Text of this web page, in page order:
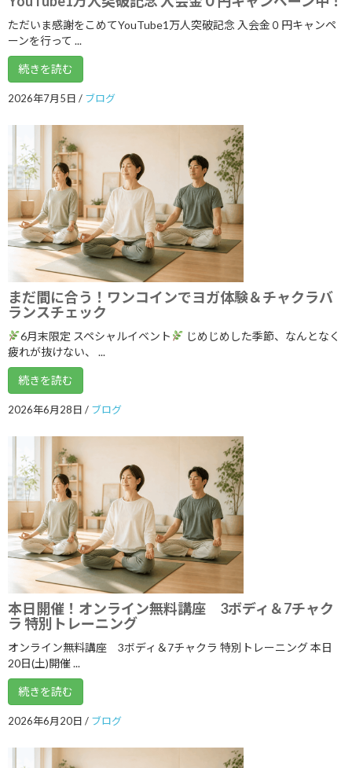
カテゴリー
ブログ
体験談
日記
アーカイブ
2026年8月
2026年7月
2026年6月
2026年5月
2026年4月
2026年3月
2026年2月
2025年12月
2025年11月
2025年10月
2025年9月
2025年8月
2025年7月
2025年6月
2025年5月
2025年4月
2025年3月
2025年1月
ただいま感謝をこめてYouTube1万人突破記念 入会金０円キャンペ
ーンを行って ...
続きを読む
2026年7月5日 / ブログ
まだ間に合う！ワンコインでヨガ体験＆チャクラバ
ランスチェック
6月末限定 スペシャルイベント
じめじめした季節、なんとなく
疲れが抜けない、 ...
続きを読む
2026年6月28日 / ブログ
本日開催！オンライン無料講座 3ボディ＆7チャク
ラ 特別トレーニング
オンライン無料講座 3ボディ＆7チャクラ 特別トレーニング 本日
20日(土)開催 ...
続きを読む
2026年6月20日 / ブログ